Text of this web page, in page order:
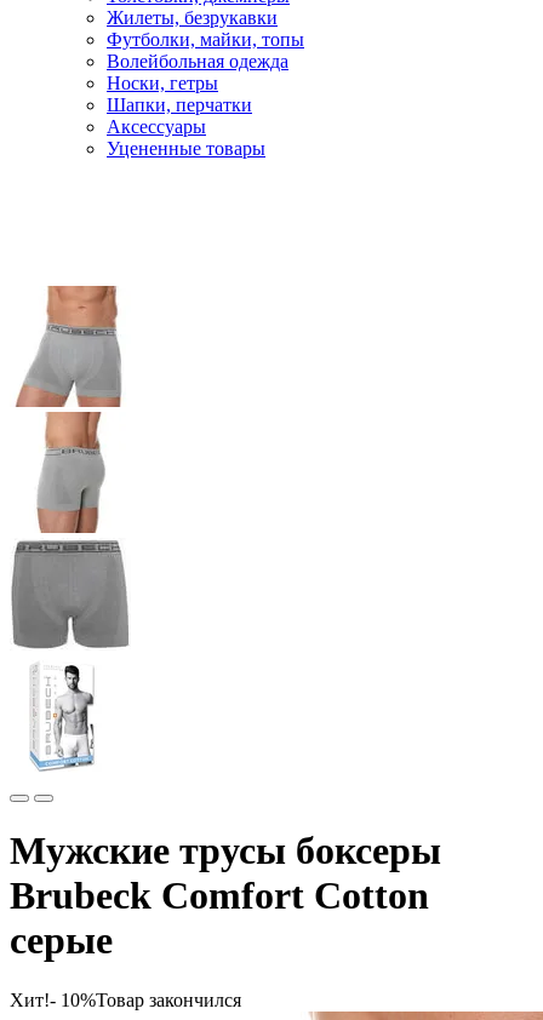
Жилеты, безрукавки
Футболки, майки, топы
Волейбольная одежда
Носки, гетры
Шапки, перчатки
Аксессуары
Уцененные товары
Мужские трусы боксеры
Brubeck Comfort Cotton
серые
Хит!- 10%Товар закончился